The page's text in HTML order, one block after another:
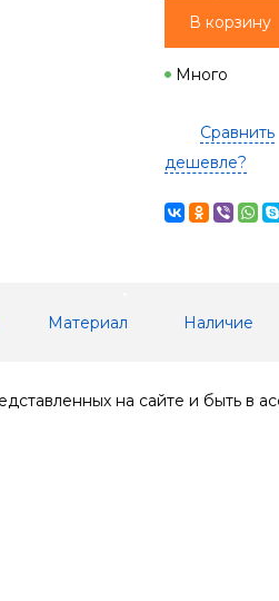
В корзину
Много
Сравнить
дешевле?
Материал Наличие
на сайте и быть в